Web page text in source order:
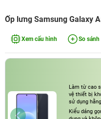
Ốp lưng Samsung Galaxy
Xem cấu hình So sánh
Làm từ cao
vệ thiết bị
sử dụng
Kiểu dáng